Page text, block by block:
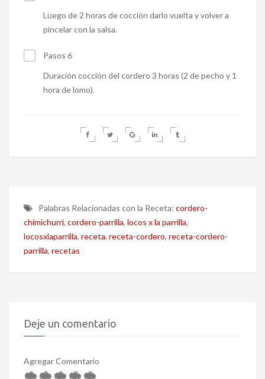
Luego de 2 horas de cocción darlo vuelta y volver a
pincelar con la salsa.
Pasos 6
Duración cocción del cordero 3 horas (2 de pecho y 1
hora de lomo).
Palabras Relacionadas con la Receta: cordero-
chimichurri, cordero-parrilla, locos x la parrilla,
locosxlaparrilla, receta, receta-cordero, receta-cordero-
parrilla, recetas
Deje un comentario
Agregar Comentario